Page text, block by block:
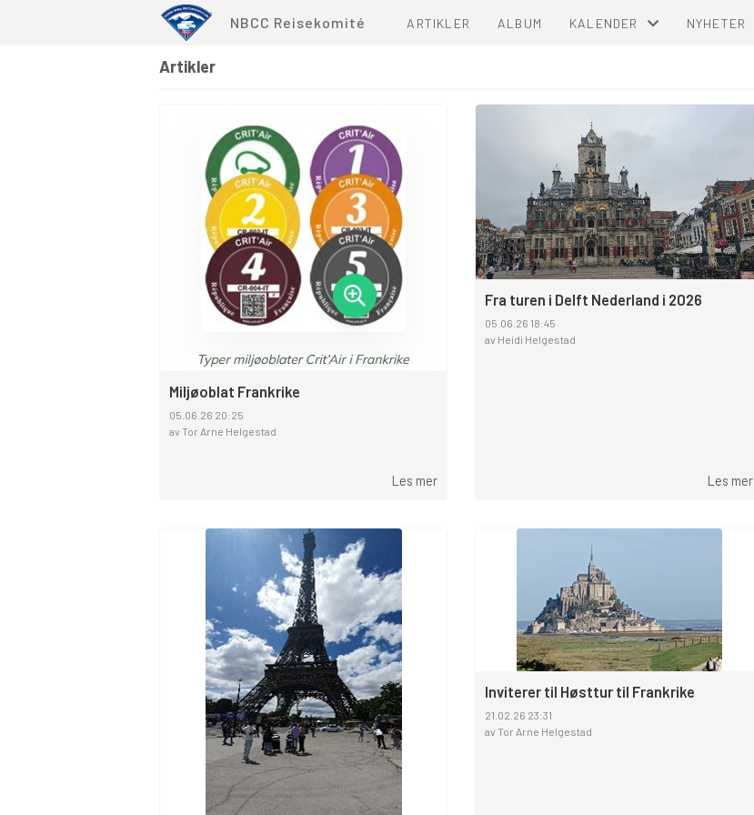
NBCC Reisekomité ARTIKLER ALBUM KALENDER
LISTE
NYHETER
Artikler
Miljøoblat Frankrike
05.06.26 20:25
av Tor Arne Helgestad
Les mer
Fra turen i Delft Nederland i 2026
05.06.26 18:45
av Heidi Helgestad
Les mer
Inviterer til Høsttur til Frankrike
21.02.26 23:31
av Tor Arne Helgestad